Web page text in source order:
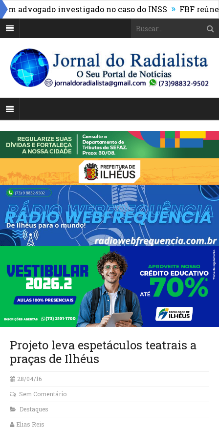
investigado no caso do INSS » FBF reúne
Projeto leva espetáculos teatrais a
praças de Ilhéus
28/04/16
Sem Comentário
Destaques
Elias Reis